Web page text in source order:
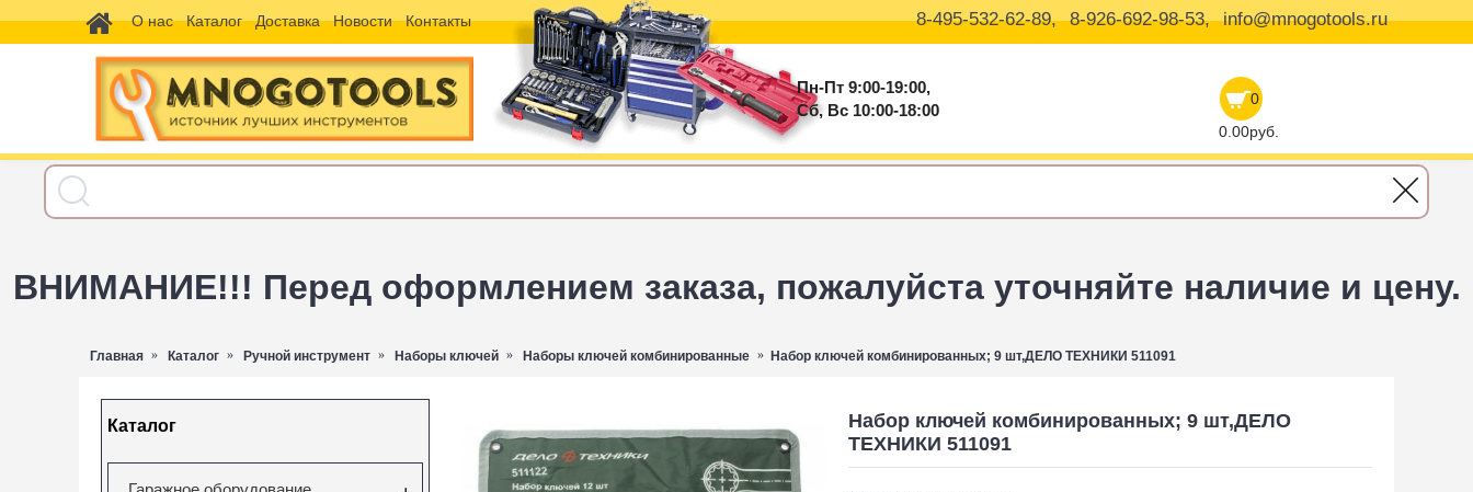
О нас Каталог Доставка Новости Контакты 8-495-532-62-89, 8-926-692-98-53, info@mnogotools.ru
Пн-Пт 9:00-19:00,
Сб, Вс 10:00-18:00
0
0.00руб.
ВНИМАНИЕ!!! Перед оформлением заказа, пожалуйста уточняйте наличие и цену.
Главная Каталог Ручной инструмент Наборы ключей Наборы ключей комбинированные Набор ключей комбинированных; 9 шт,ДЕЛО ТЕХНИКИ 511091
Каталог
Набор ключей комбинированных; 9 шт,ДЕЛО
ТЕХНИКИ 511091